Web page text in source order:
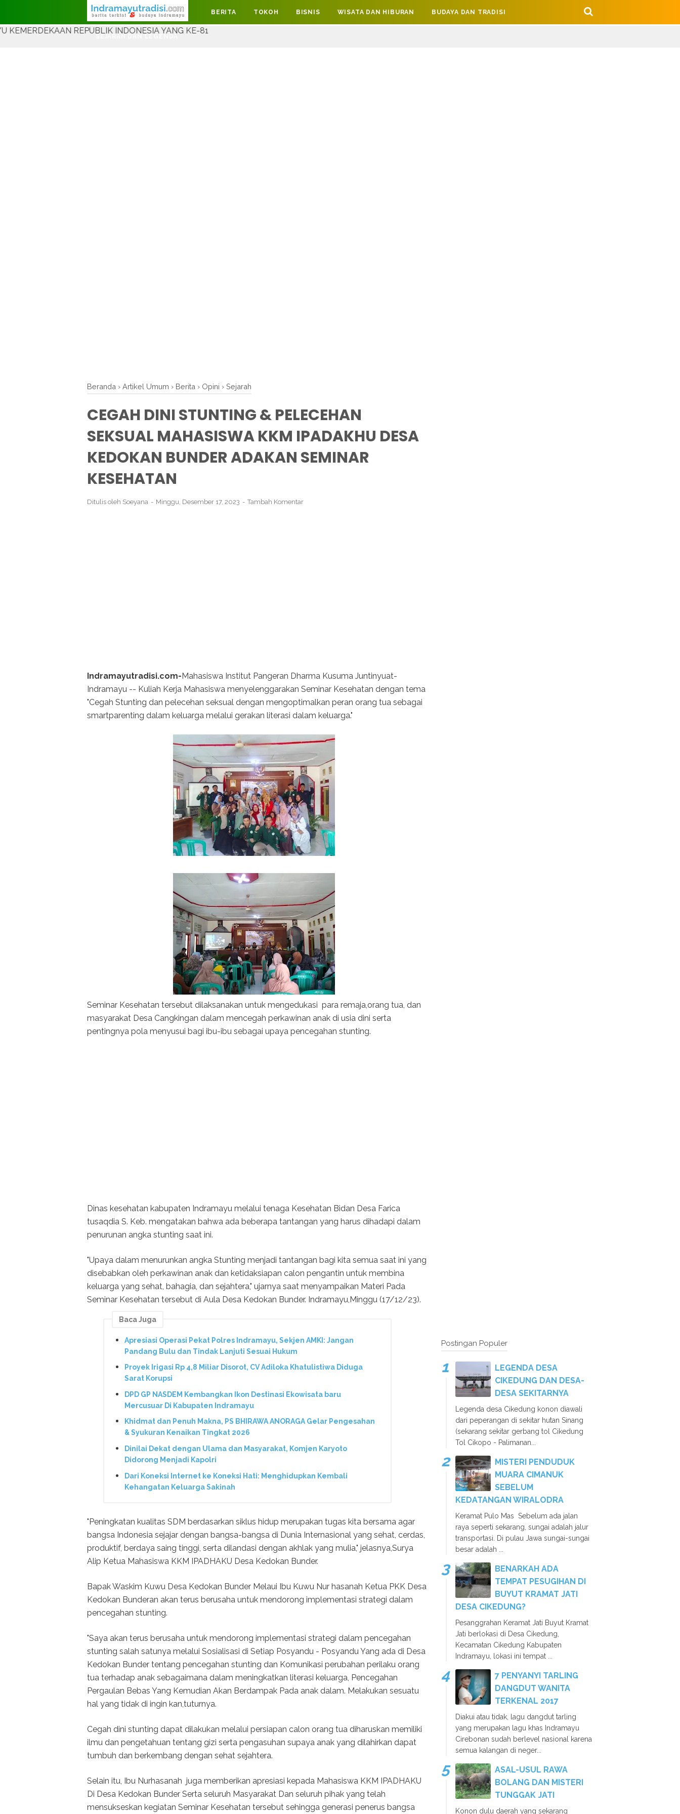
Judul Website
REPUBLIK INDONESIA YANG KE-81
BERITA TOKOH BISNIS WISATA DAN HIBURAN BUDAYA DAN TRADISI
Beranda › Artikel Umum › Berita › Opini › Sejarah
CEGAH DINI STUNTING & PELECEHAN
SEKSUAL MAHASISWA KKM IPADAKHU DESA
KEDOKAN BUNDER ADAKAN SEMINAR
KESEHATAN
Ditulis oleh Soeyana Minggu, Desember 17, 2023 Tambah Komentar
Indramayutradisi.com-Mahasiswa Institut Pangeran Dharma Kusuma Juntinyuat-
Indramayu -- Kuliah Kerja Mahasiswa menyelenggarakan Seminar Kesehatan dengan tema
"Cegah Stunting dan pelecehan seksual dengan mengoptimalkan peran orang tua sebagai
smartparenting dalam keluarga melalui gerakan literasi dalam keluarga."
Seminar Kesehatan tersebut dilaksanakan untuk mengedukasi para remaja,orang tua, dan
masyarakat Desa Cangkingan dalam mencegah perkawinan anak di usia dini serta
pentingnya pola menyusui bagi ibu-ibu sebagai upaya pencegahan stunting.
Dinas kesehatan kabupaten Indramayu melalui tenaga Kesehatan Bidan Desa Farica
tusaqdia S. Keb. mengatakan bahwa ada beberapa tantangan yang harus dihadapi dalam
penurunan angka stunting saat ini.
"Upaya dalam menurunkan angka Stunting menjadi tantangan bagi kita semua saat ini yang
disebabkan oleh perkawinan anak dan ketidaksiapan calon pengantin untuk membina
keluarga yang sehat, bahagia, dan sejahtera," ujarnya saat menyampaikan Materi Pada
Seminar Kesehatan tersebut di Aula Desa Kedokan Bunder. Indramayu,Minggu (17/12/23).
Baca Juga
Apresiasi Operasi Pekat Polres Indramayu, Sekjen AMKI: Jangan
Pandang Bulu dan Tindak Lanjuti Sesuai Hukum
Proyek Irigasi Rp 4,8 Miliar Disorot, CV Adiloka Khatulistiwa Diduga
Sarat Korupsi
DPD GP NASDEM Kembangkan Ikon Destinasi Ekowisata baru
Mercusuar Di Kabupaten Indramayu
Khidmat dan Penuh Makna, PS BHIRAWA ANORAGA Gelar Pengesahan
& Syukuran Kenaikan Tingkat 2026
Dinilai Dekat dengan Ulama dan Masyarakat, Komjen Karyoto
Didorong Menjadi Kapolri
Dari Koneksi Internet ke Koneksi Hati: Menghidupkan Kembali
Kehangatan Keluarga Sakinah
"Peningkatan kualitas SDM berdasarkan siklus hidup merupakan tugas kita bersama agar
bangsa Indonesia sejajar dengan bangsa-bangsa di Dunia Internasional yang sehat, cerdas,
produktif, berdaya saing tinggi, serta dilandasi dengan akhlak yang mulia," jelasnya,Surya
Alip Ketua Mahasiswa KKM IPADHAKU Desa Kedokan Bunder.
Bapak Waskim Kuwu Desa Kedokan Bunder Melaui Ibu Kuwu Nur hasanah Ketua PKK Desa
Kedokan Bunderan akan terus berusaha untuk mendorong implementasi strategi dalam
pencegahan stunting.
"Saya akan terus berusaha untuk mendorong implementasi strategi dalam pencegahan
stunting salah satunya melalui Sosialisasi di Setiap Posyandu - Posyandu Yang ada di Desa
Kedokan Bunder tentang pencegahan stunting dan Komunikasi perubahan perilaku orang
tua terhadap anak sebagaimana dalam meningkatkan literasi keluarga, Pencegahan
Pergaulan Bebas Yang Kemudian Akan Berdampak Pada anak dalam. Melakukan sesuatu
hal yang tidak di ingin kan,tuturnya.
Cegah dini stunting dapat dilakukan melalui persiapan calon orang tua diharuskan memiliki
ilmu dan pengetahuan tentang gizi serta pengasuhan supaya anak yang dilahirkan dapat
tumbuh dan berkembang dengan sehat sejahtera.
Selain itu, Ibu Nurhasanah juga memberikan apresiasi kepada Mahasiswa KKM IPADHAKU
Di Desa Kedokan Bunder Serta seluruh Masyarakat Dan seluruh pihak yang telah
mensukseskan kegiatan Seminar Kesehatan tersebut sehingga generasi penerus bangsa
Postingan Populer
LEGENDA DESA
CIKEDUNG DAN DESA-
DESA SEKITARNYA
Legenda desa Cikedung konon diawali
dari peperangan di sekitar hutan Sinang
(sekarang sekitar gerbang tol Cikedung
Tol Cikopo - Palimanan...
MISTERI PENDUDUK
MUARA CIMANUK
SEBELUM
KEDATANGAN WIRALODRA
Keramat Pulo Mas Sebelum ada jalan
raya seperti sekarang, sungai adalah jalur
transportasi. Di pulau Jawa sungai-sungai
besar adalah ...
BENARKAH ADA
TEMPAT PESUGIHAN DI
BUYUT KRAMAT JATI
DESA CIKEDUNG?
Pesanggrahan Keramat Jati Buyut Kramat
Jati berlokasi di Desa Cikedung,
Kecamatan Cikedung Kabupaten
Indramayu, lokasi ini tempat ...
7 PENYANYI TARLING
DANGDUT WANITA
TERKENAL 2017
Diakui atau tidak, lagu dangdut tarling
yang merupakan lagu khas Indramayu
Cirebonan sudah berlevel nasional karena
semua kalangan di neger...
ASAL-USUL RAWA
BOLANG DAN MISTERI
TUNGGAK JATI
Konon dulu daerah yang sekarang